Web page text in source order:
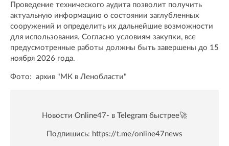
Проведение технического аудита позволит получить
актуальную информацию о состоянии заглубленных
сооружений и определить их дальнейшие возможности
для использования. Согласно условиям закупки, все
предусмотренные работы должны быть завершены до 15
ноября 2026 года.
Фото: архив "МК в Ленобласти"
Новости Online47- в Telegram быстрее🚀
Подпишись: https://t.me/online47news